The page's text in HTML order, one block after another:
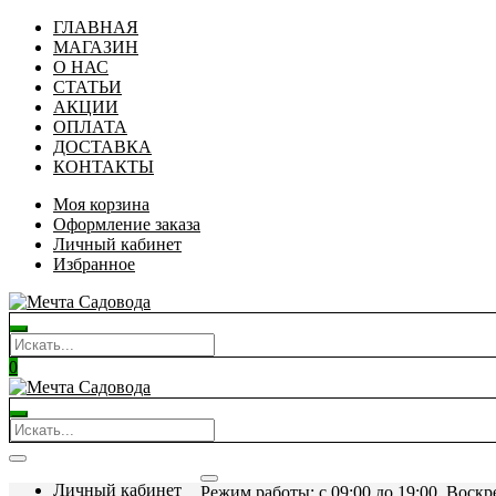
ГЛАВНАЯ
МАГАЗИН
О НАС
СТАТЬИ
АКЦИИ
ОПЛАТА
ДОСТАВКА
КОНТАКТЫ
Моя корзина
Оформление заказа
Личный кабинет
Избранное
0
Личный кабинет
Режим работы: c 09:00 до 19:00.